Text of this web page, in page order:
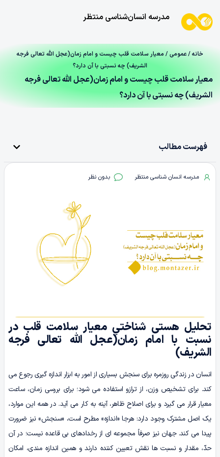
مدرسه انسان‌شناسی منتظر
خانه/عمومی/ معیار سلامت قلب چیست و امام زمان(عجل الله تعالی فرجه
الشریف) چه نسبتی با آن دارد؟
معیار سلامت قلب چیست و امام زمان(عجل الله تعالی فرجه
الشریف) چه نسبتی با آن دارد؟
فهرست مطالب
مدرسه انسان شناسی منتظر بدون نظر
تحلیل هستی شناختیِ معیار سلامت قلب در
نسبت با امام زمان(عجل الله تعالی فرجه
الشریف)
انسان در زندگی روزمره برای سنجش بسیاری از امور به ابزار اندازه گیری رجوع می
کند. برای تشخیص وزن، از ترازو استفاده می شود؛ برای بررسی زمان، ساعت
معیار قرار می گیرد و برای اصلاح ظاهر، آینه به کار می آید. در همه این موارد،
یک اصل مشترک وجود دارد: هرجا «اندازه» مطرح است، «سنجش» نیز ضرورت
پیدا می کند. جهان نیز صرفاً مجموعه ای از رخدادهای بی قاعده نیست؛ در آن
حدّ، مقدار و نسبت ها نقش تعیین کننده دارند و همین اندازه مندی، امکان